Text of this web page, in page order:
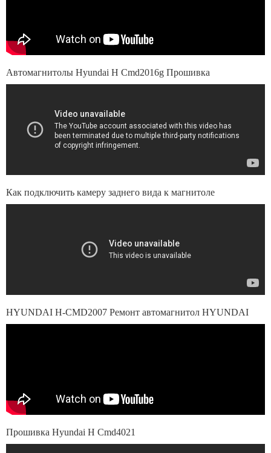
Автомагнитолы Hyundai H Cmd2016g Прошивка
Как подключить камеру заднего вида к магнитоле
HYUNDAI H-CMD2007 Ремонт автомагнитол HYUNDAI
Прошивка Hyundai H Cmd4021